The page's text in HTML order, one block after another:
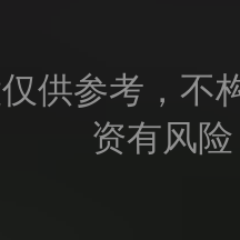
供参考，不
资有风